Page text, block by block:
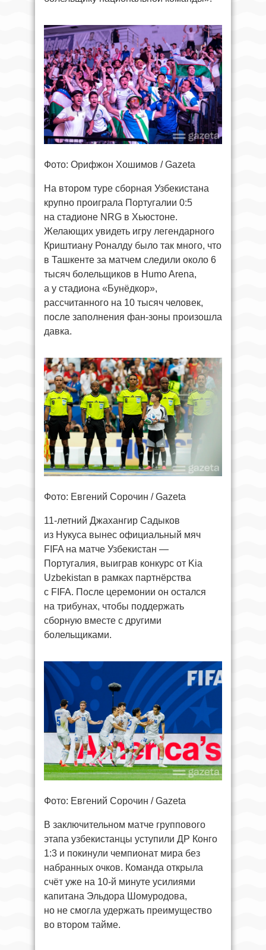
Фото: Орифжон Хошимов / Gazeta
На втором туре сборная Узбекистана
крупно проиграла Португалии 0:5
на стадионе NRG в Хьюстоне.
Желающих увидеть игру легендарного
Криштиану Роналду было так много, что
в Ташкенте за матчем следили около 6
тысяч болельщиков в Humo Arena,
а у стадиона «Бунёдкор»,
рассчитанного на 10 тысяч человек,
после заполнения фан-зоны произошла
давка.
Фото: Евгений Сорочин / Gazeta
11-летний Джахангир Садыков
из Нукуса вынес официальный мяч
FIFA на матче Узбекистан —
Португалия, выиграв конкурс от Kia
Uzbekistan в рамках партнёрства
с FIFA. После церемонии он остался
на трибунах, чтобы поддержать
сборную вместе с другими
болельщиками.
Фото: Евгений Сорочин / Gazeta
В заключительном матче группового
этапа узбекистанцы уступили ДР Конго
1:3 и покинули чемпионат мира без
набранных очков. Команда открыла
счёт уже на 10-й минуте усилиями
капитана Эльдора Шомуродова,
но не смогла удержать преимущество
во втором тайме.